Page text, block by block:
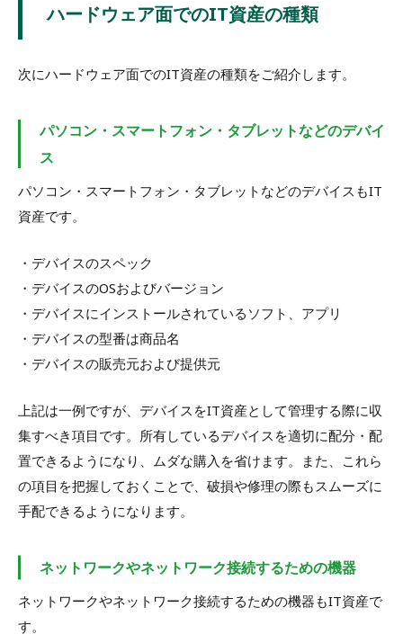
ハードウェア面でのIT資産の種類
次にハードウェア面でのIT資産の種類をご紹介します。
パソコン・スマートフォン・タブレットなどのデバイ
ス
パソコン・スマートフォン・タブレットなどのデバイスもIT
資産です。
・デバイスのスペック
・デバイスのOSおよびバージョン
・デバイスにインストールされているソフト、アプリ
・デバイスの型番は商品名
・デバイスの販売元および提供元
上記は一例ですが、デバイスをIT資産として管理する際に収
集すべき項目です。所有しているデバイスを適切に配分・配
置できるようになり、ムダな購入を省けます。また、これら
の項目を把握しておくことで、破損や修理の際もスムーズに
手配できるようになります。
ネットワークやネットワーク接続するための機器
ネットワークやネットワーク接続するための機器もIT資産で
す。